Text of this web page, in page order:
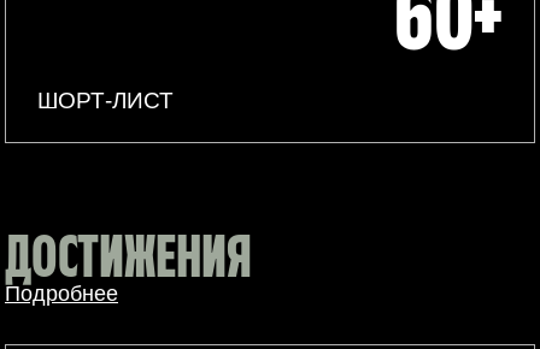
60+
ШОРТ-ЛИСТ
ДОСТИЖЕНИЯ
Подробнее